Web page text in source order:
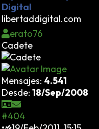
Digital
libertaddigital.com
erato76
Cadete
Mensajes: 4.541
Desde: 18/Sep/2008
#404